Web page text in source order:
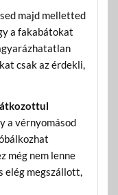
majd melletted
a fakabátokat
csak az érdekli,
a vérnyomásod
még nem lenne
elég megszállott,